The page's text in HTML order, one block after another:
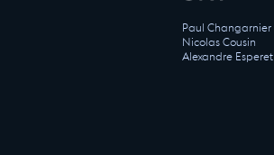
Paul Changarnier
Nicolas Cousin
Alexandre Esperet